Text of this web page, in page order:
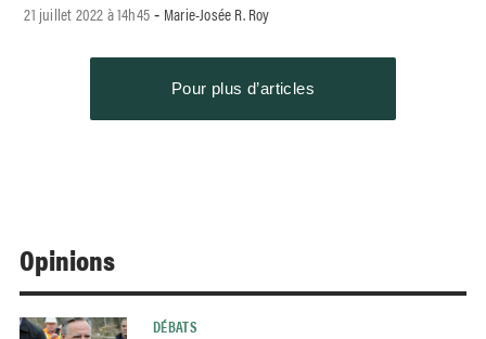
21 juillet 2022 à 14h45 - Marie-Josée R. Roy
Pour plus d’articles
Opinions
DÉBATS